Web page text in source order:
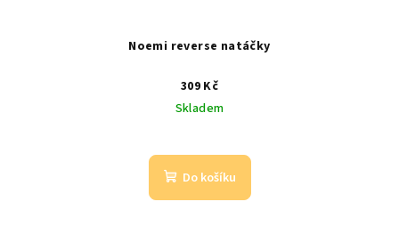
Noemi reverse natáčky
309 Kč
Skladem
Do košíku